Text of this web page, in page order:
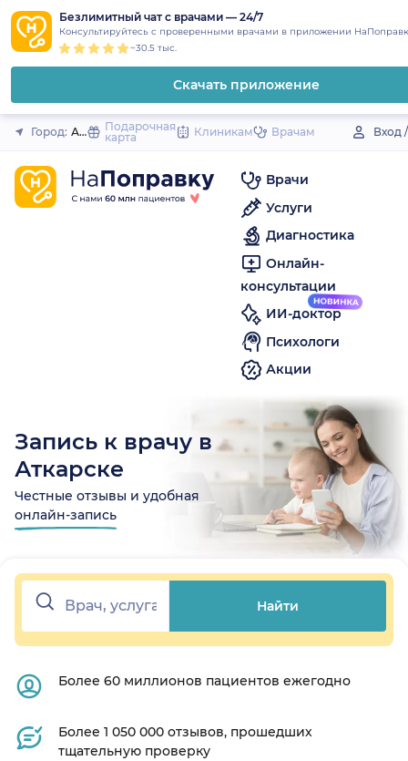
to
content
Безлимитный чат с врачами — 24/7
Консультируйтесь с проверенными врачами в приложении
~30.5 тыс.
Скачать приложение
Закрыть
Город: АткарскПодарочная
карта
Клиникам Врачам Вход
Врачи
Услуги
Диагностика
Онлайн-
консультации
ИИ-доктор
Психологи
Акции
Запись к врачу в
Аткарске
Честные отзывы и удобная
онлайн-запись
Найти
Более 60 миллионов пациентов ежегодно
Более 1 050 000 отзывов, прошедших
тщательную проверку